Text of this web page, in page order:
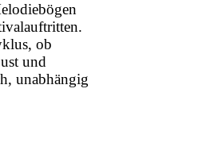
ob
und
unabhängig